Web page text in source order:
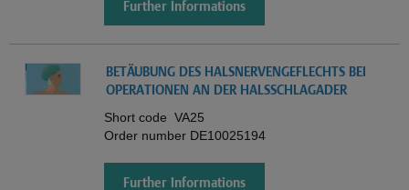
Further Informations
BETÄUBUNG DES HALSNERVENGEFLECHTS BEI
OPERATIONEN AN DER HALSSCHLAGADER
Short code VA25
Order number DE10025194
Further Informations